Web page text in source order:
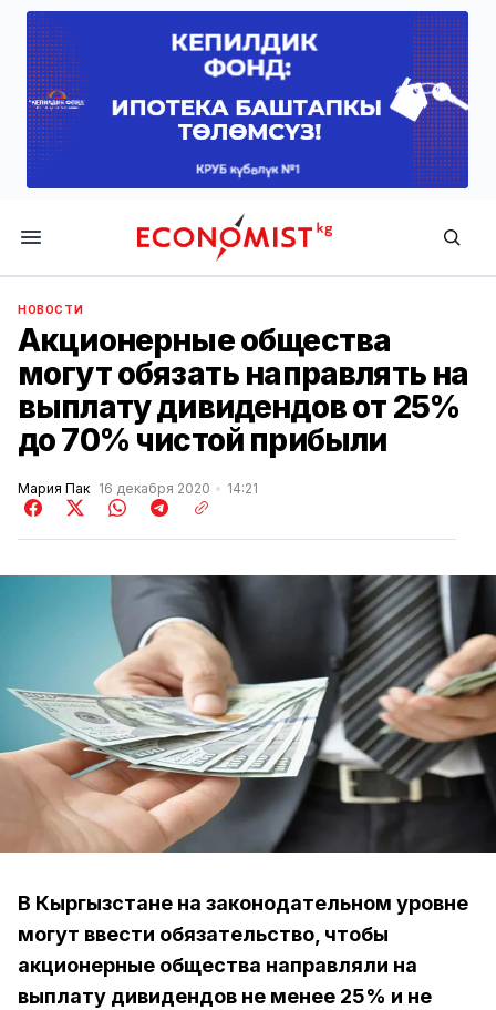
Economist.kg
НОВОСТИ
Акционерные общества
могут обязать направлять на
выплату дивидендов от 25%
до 70% чистой прибыли
Мария Пак 16 декабря 2020 14:21
В Кыргызстане на законодательном уровне
могут ввести обязательство, чтобы
акционерные общества направляли на
выплату дивидендов не менее 25% и не